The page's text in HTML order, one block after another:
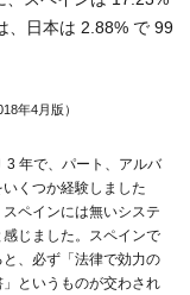
、日本は 2.88% で 99
年4月版）
3 年で、パート、アルバ
いくつか経験しました
ペインには無いシステ
じました。スペインで
、必ず「法律で効力の
」というものが交わされ